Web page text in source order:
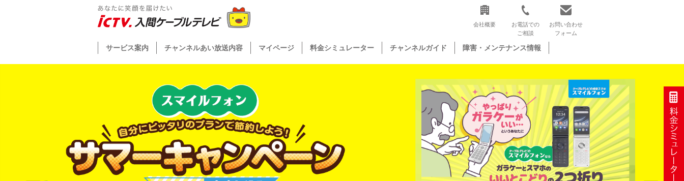
会社概要
お電話での
ご相談
お問い合わせ
フォーム
サービス案内 チャンネルあい放送内容 マイページ 料金シミュレーター チャンネルガイド 障害・メンテナンス情報